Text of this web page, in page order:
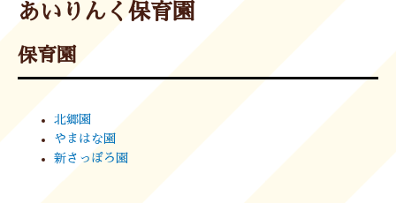
あいりんく保育園
保育園
北郷園
やまはな園
新さっぽろ園